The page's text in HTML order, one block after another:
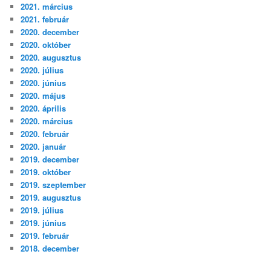
2021. március
2021. február
2020. december
2020. október
2020. augusztus
2020. július
2020. június
2020. május
2020. április
2020. március
2020. február
2020. január
2019. december
2019. október
2019. szeptember
2019. augusztus
2019. július
2019. június
2019. február
2018. december